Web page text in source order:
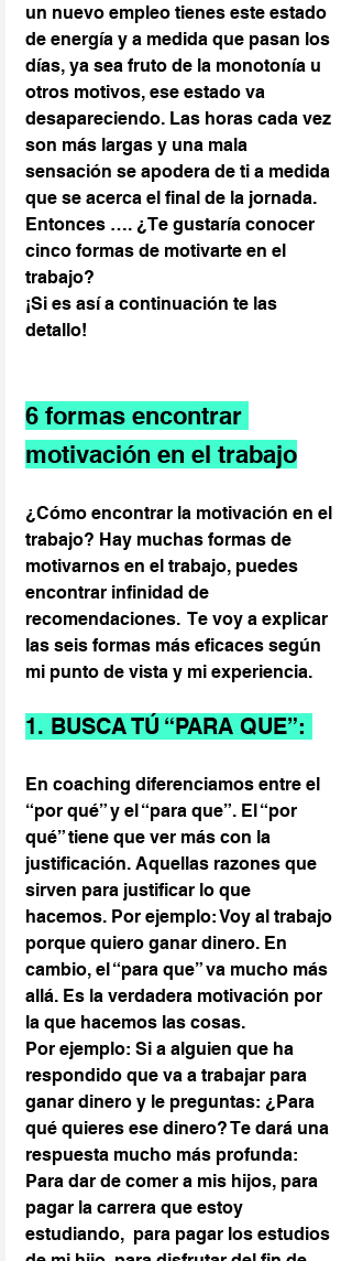
un nuevo empleo tienes este estado
de energía y a medida que pasan los
días, ya sea fruto de la monotonía u
otros motivos, ese estado va
desapareciendo. Las horas cada vez
son más largas y una mala
sensación se apodera de ti a medida
que se acerca el final de la jornada.
Entonces …. ¿Te gustaría conocer
cinco formas de motivarte en el
trabajo?
¡Si es así a continuación te las
detallo!
6 formas encontrar
motivación en el trabajo
¿Cómo encontrar la motivación en el
trabajo? Hay muchas formas de
motivarnos en el trabajo, puedes
encontrar infinidad de
recomendaciones.  Te voy a explicar
las seis formas más eficaces según
mi punto de vista y mi experiencia.
1. BUSCA TÚ “PARA QUE”:
En coaching diferenciamos entre el
“por qué” y el “para que”. El “por
qué” tiene que ver más con la
justificación. Aquellas razones que
sirven para justificar lo que
hacemos. Por ejemplo: Voy al trabajo
porque quiero ganar dinero. En
cambio, el “para que” va mucho más
allá. Es la verdadera motivación por
la que hacemos las cosas.
Por ejemplo: Si a alguien que ha
respondido que va a trabajar para
ganar dinero y le preguntas: ¿Para
qué quieres ese dinero? Te dará una
respuesta mucho más profunda:
Para dar de comer a mis hijos, para
pagar la carrera que estoy
estudiando,  para pagar los estudios